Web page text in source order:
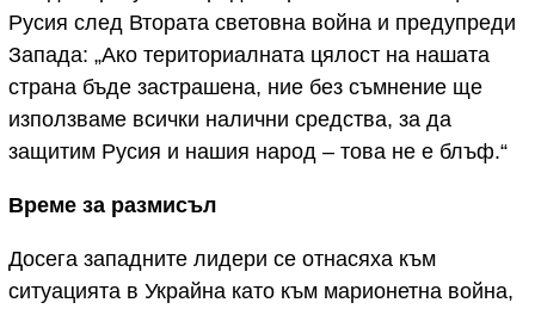
Русия след Втората световна война и предупреди
Запада: „Ако териториалната цялост на нашата
страна бъде застрашена, ние без съмнение ще
използваме всички налични средства, за да
защитим Русия и нашия народ – това не е блъф.“
Време за размисъл
Досега западните лидери се отнасяха към
ситуацията в Украйна като към марионетна война,